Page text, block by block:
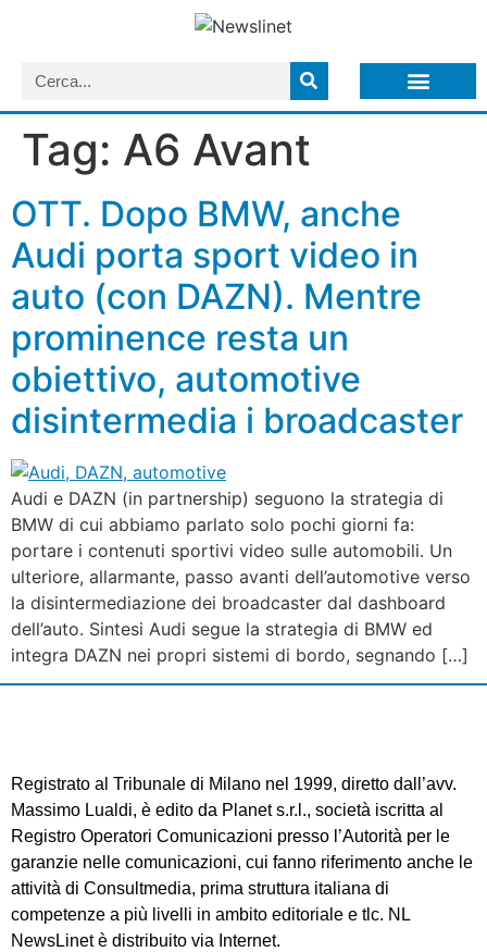
Tag: A6 Avant
OTT. Dopo BMW, anche
Audi porta sport video in
auto (con DAZN). Mentre
prominence resta un
obiettivo, automotive
disintermedia i broadcaster
Audi e DAZN (in partnership) seguono la strategia di
BMW di cui abbiamo parlato solo pochi giorni fa:
portare i contenuti sportivi video sulle automobili. Un
ulteriore, allarmante, passo avanti dell’automotive verso
la disintermediazione dei broadcaster dal dashboard
dell’auto. Sintesi Audi segue la strategia di BMW ed
integra DAZN nei propri sistemi di bordo, segnando […]
Registrato al Tribunale di Milano nel 1999, diretto dall’avv.
Massimo Lualdi, è edito da Planet s.r.l., società iscritta al
Registro Operatori Comunicazioni presso l’Autorità per le
garanzie nelle comunicazioni, cui fanno riferimento anche le
attività di Consultmedia, prima struttura italiana di
competenze a più livelli in ambito editoriale e tlc. NL
NewsLinet è distribuito via Internet.